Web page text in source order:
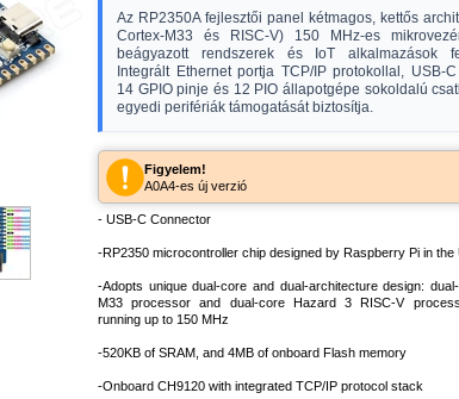
Az RP2350A fejlesztői panel kétmagos, kettős
Cortex-M33 és RISC-V) 150 MHz-es
beágyazott rendszerek és IoT alkalmazások
Integrált Ethernet portja TCP/IP protokollal, USB-
14 GPIO pinje és 12 PIO állapotgépe sokoldalú
egyedi perifériák támogatását biztosítja.
Figyelem!
A0A4-es új verzió
- USB-C Connector
-RP2350 microcontroller chip designed by Raspberry Pi in the
-Adopts unique dual-core and dual-architecture design:
M33 processor and dual-core Hazard 3 RISC-V
running up to 150 MHz
-520KB of SRAM, and 4MB of onboard Flash memory
-Onboard CH9120 with integrated TCP/IP protocol stack